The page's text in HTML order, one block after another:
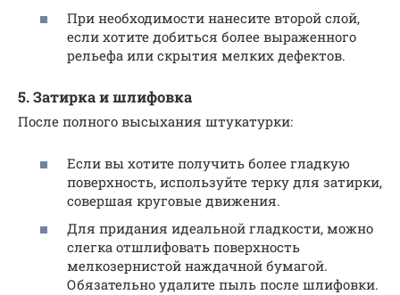
При необходимости нанесите второй слой,
если хотите добиться более выраженного
рельефа или скрытия мелких дефектов.
5. Затирка и шлифовка
После полного высыхания штукатурки:
Если вы хотите получить более гладкую
поверхность, используйте терку для затирки,
совершая круговые движения.
Для придания идеальной гладкости, можно
слегка отшлифовать поверхность
мелкозернистой наждачной бумагой.
Обязательно удалите пыль после шлифовки.